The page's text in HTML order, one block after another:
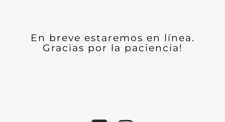
En breve estaremos en línea.
Gracias por la paciencia!